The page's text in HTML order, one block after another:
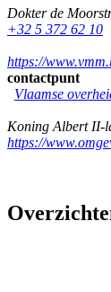
Dokter de
+32 5 372 62 10
https://
contactpunt
Vlaamse
Koning Albert II-
https://